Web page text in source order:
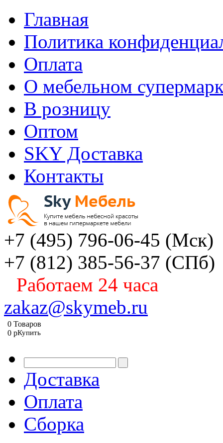
Главная
Политика
Оплата
О мебельном
В розницу
Оптом
SKY Доставка
Контакты
+7 (495) 796-06-45 (Мск)
+7 (812) 385-56-37 (СПб)
Работаем 24 часа
zakaz@skymeb.ru
0 Товаров
0 pКупить
Доставка
Оплата
Сборка